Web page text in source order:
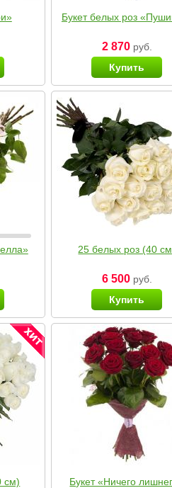
Букет белых роз
2 870руб.
Купить
25 белых роз (40
6 500руб.
Купить
см) Букет «Ничего